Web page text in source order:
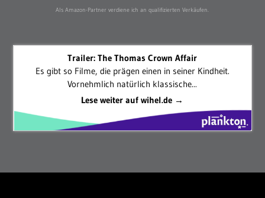
Als Amazon-Partner verdiene ich an qualifizierten Verkäufen.
Trailer: The Thomas Crown Affair
Es gibt so Filme, die prägen einen in seiner Kindheit.
Vornehmlich natürlich klassische...
Lese weiter auf wihel.de →